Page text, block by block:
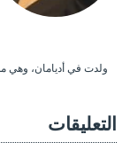
ولدت في أديامان، وهي
التعليقات